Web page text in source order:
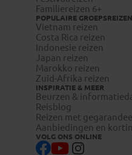
Familiereizen 6+
POPULAIRE GROEPSREIZEN
Vietnam reizen
Costa Rica reizen
Indonesie reizen
Japan reizen
Marokko reizen
Zuid-Afrika reizen
INSPIRATIE & MEER
Beurzen &
Reisblog
Reizen met
Aanbiedingen en
VOLG ONS ONLINE